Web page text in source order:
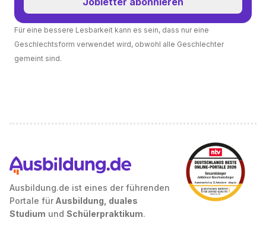
Für eine bessere Lesbarkeit kann es sein, dass nur eine
Geschlechtsform verwendet wird, obwohl alle Geschlechter
gemeint sind.
Ausbildung.de ist eines der führenden
Portale für Ausbildung, duales
Studium und Schülerpraktikum.